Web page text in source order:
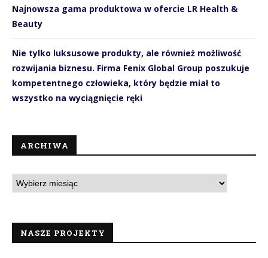
Najnowsza gama produktowa w ofercie LR Health &
Beauty
Nie tylko luksusowe produkty, ale również możliwość
rozwijania biznesu. Firma Fenix Global Group poszukuje
kompetentnego człowieka, który będzie miał to
wszystko na wyciągnięcie ręki
ARCHIWA
NASZE PROJEKTY